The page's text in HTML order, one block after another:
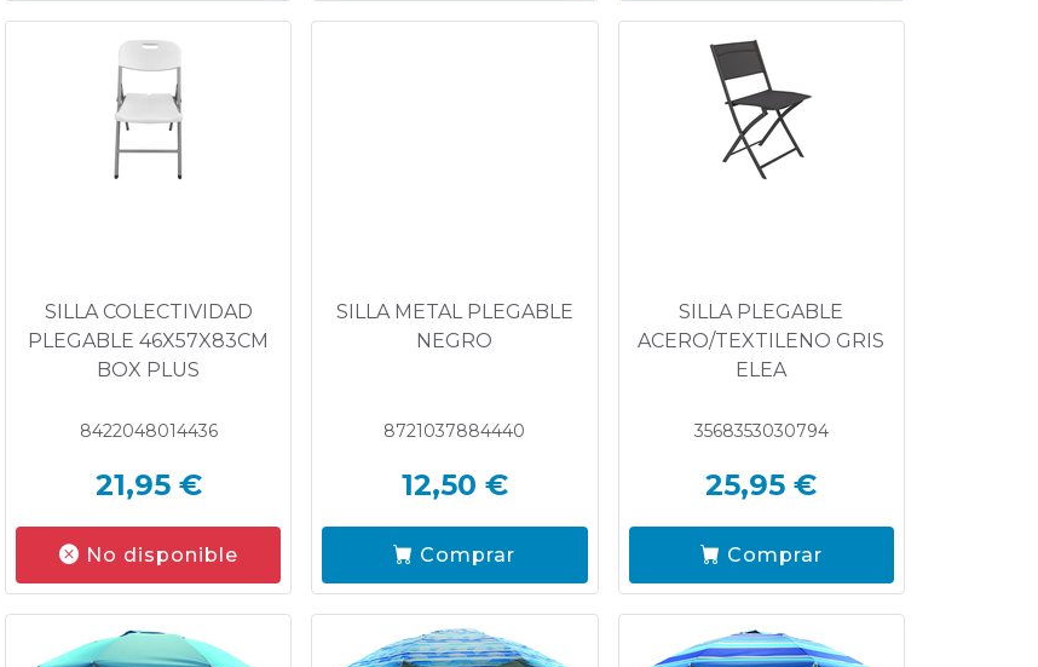
SILLA COLECTIVIDAD
PLEGABLE 46X57X83CM
BOX PLUS
8422048014436
21,95 €
No disponible
SILLA METAL PLEGABLE
NEGRO
8721037884440
12,50 €
Comprar
SILLA PLEGABLE
ACERO/TEXTILENO GRIS
ELEA
3568353030794
25,95 €
Comprar